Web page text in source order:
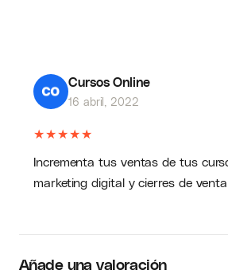
Cursos Online
16 abril, 2022
★★★★★
Incrementa tus ventas de tus
marketing digital y cierres de
Añade una valoración